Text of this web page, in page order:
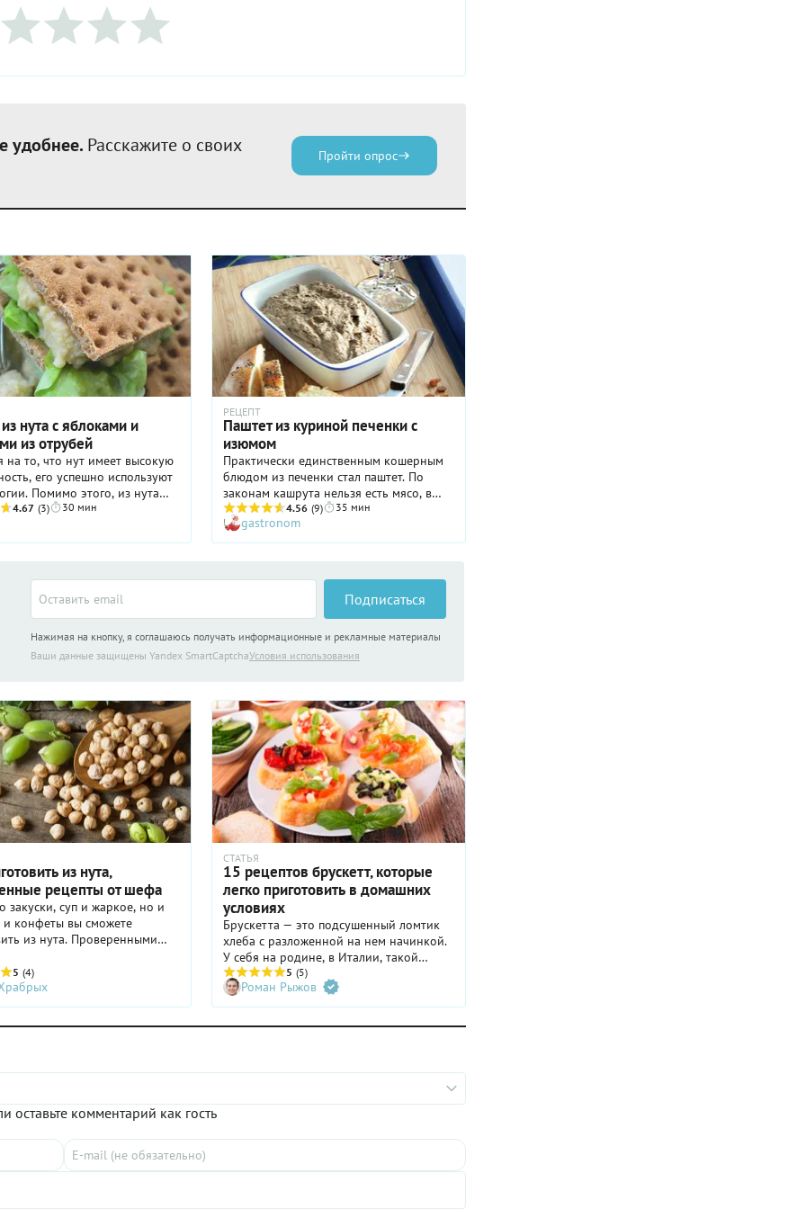
удобнее. Расскажите о своих
Пройти опрос
нута с яблоками и
из отрубей
на то, что нут имеет высокую
его успешно используют
Помимо этого, из нута
паштет для
Причем паштет позволит не
излишние килограммы,
микроэлементами (железо,
медь, цинк, фосфор и
а также витаминами группы B
кислота, пиридоксин и
4.67 (3) 30 мин
РЕЦЕПТ
Паштет из куриной печенки с
изюмом
Практически единственным кошерным
блюдом из печенки стал паштет. По
законам кашрута нельзя есть мясо, в
котором есть кровь. Для этого мясо
подвергают специальной обработке: его
высаливают и вымачивают. Поскольку
огне, пока поверхность не «запечется».
Это приведет к свертыванию большей
части крови, и мясо станет кошерным.
Единственное, если куриную печенку
привыкшие отступать перед
трудностями, с блеском разрешили и
эту задачу.
4.56 (9) 35 мин
gastronom
Подписаться
Нажимая на кнопку, я соглашаюсь получать информационные и рекламные материалы
Ваши данные защищены Yandex SmartCaptchaУсловия использования
из нута,
рецепты от шефа
закуски, суп и жаркое, но и
и конфеты вы сможете
из нута. Проверенными
«Бибирево» Светлана
5 (4)
СТАТЬЯ
15 рецептов брускетт, которые
легко приготовить в домашних
условиях
Брускетта — это подсушенный ломтик
хлеба с разложенной на нем начинкой.
У себя на родине, в Италии, такой
бутерброд считается закуской: его
подают к бокалу вина, к салатам и
первым блюдам. Благодаря легкости
приготовления и разнообразию
идеями, какие брускетты собрать дома,
5 (5)
Роман Рыжов
оставьте комментарий как гость